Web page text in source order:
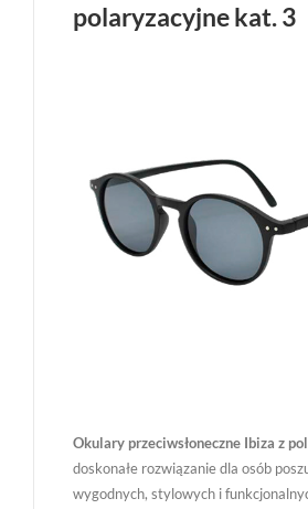
polaryzacyjne kat. 3
Okulary przeciwsłoneczne Ibiza z
doskonałe rozwiązanie dla osób
wygodnych, stylowych i